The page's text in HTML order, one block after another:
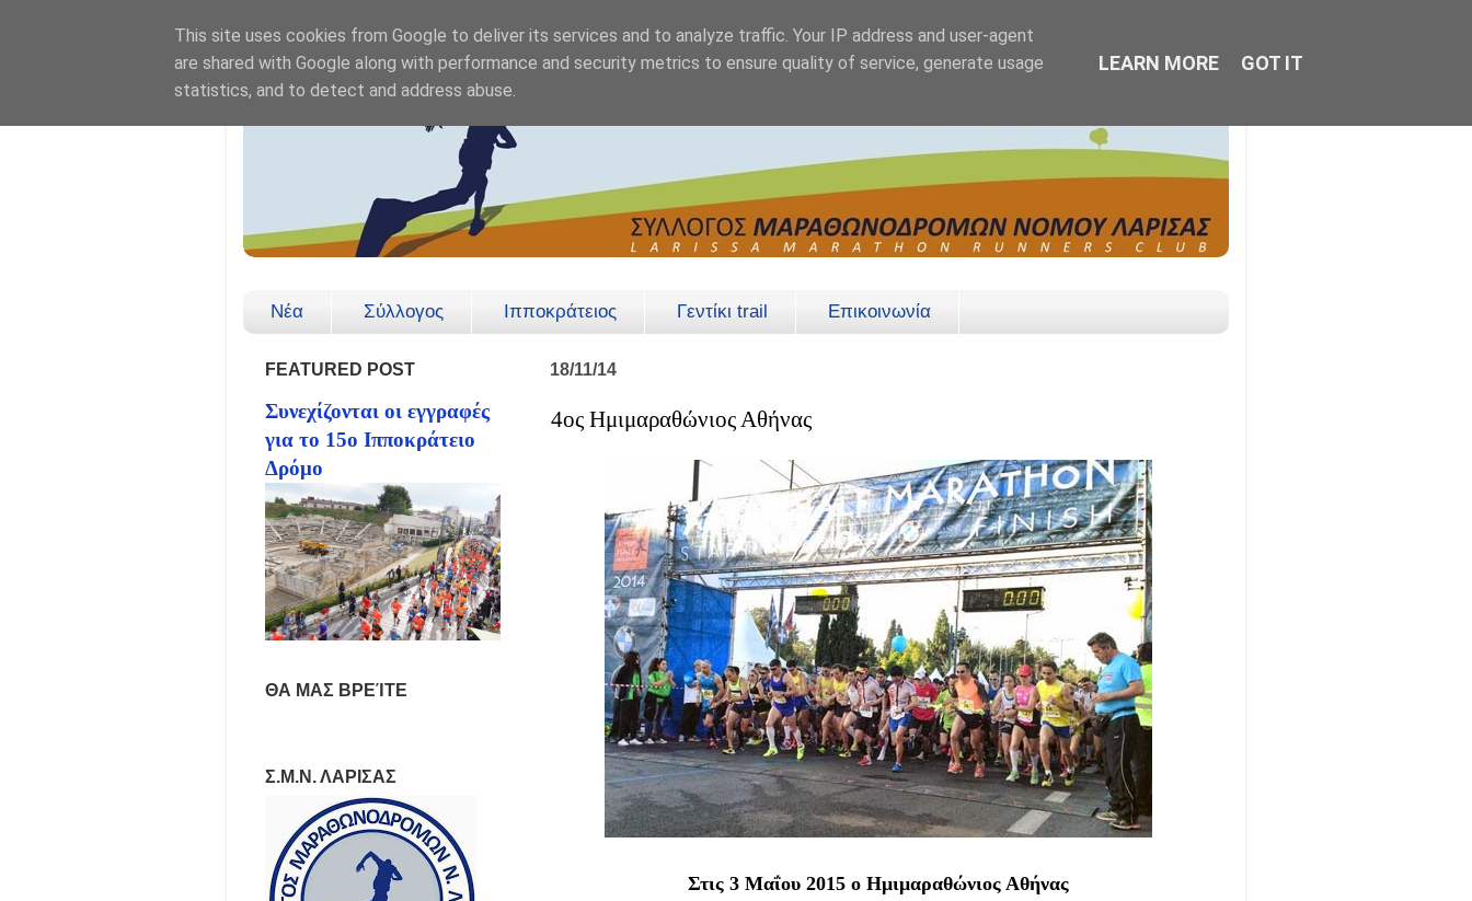
Νέα Σύλλογος Ιπποκράτειος Γεντίκι trail Επικοινωνία
18/11/14
4ος Ημιμαραθώνιος Αθήνας
Στις 3 Μαΐου 2015 ο Ημιμαραθώνιος Αθήνας
FEATURED POST
Συνεχίζονται οι εγγραφές
για το 15ο Ιπποκράτειο
Δρόμο
ΘΑ ΜΑΣ ΒΡΕΊΤΕ
Σ.Μ.Ν. ΛΑΡΙΣΑΣ
This site uses cookies from Google to deliver its services and to analyze traffic. Your IP address and user-agent
are shared with Google along with performance and security metrics to ensure quality of service, generate usage
statistics, and to detect and address abuse.
LEARN MORE GOT IT